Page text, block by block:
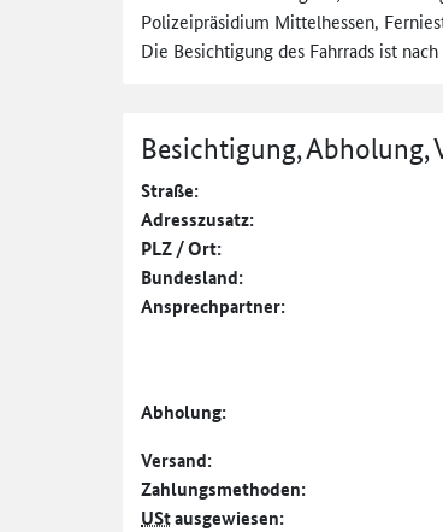
Polizeipräsidium Mittelhessen,
Die Besichtigung des Fahrrads ist
Besichtigung, Abholung,
Straße:
Adresszusatz:
PLZ / Ort:
Bundesland:
Ansprechpartner:
Abholung:
Versand:
Zahlungs­methoden:
UStausgewiesen: